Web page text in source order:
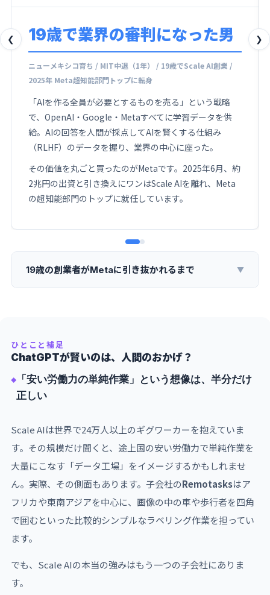
❮ ❯
19歳で業界の審判になった男
ニューメキシコ育ち / MIT中退（1年） / 19歳でScale AI創業 /
2025年 Meta超知能部門トップに転身
「AIを作る全員が必要とするものを売る」という戦略
で、OpenAI・Google・Metaすべてに学習データを供
給。AIの回答を人間が採点してAIを賢くする仕組み
（RLHF）のデータを握り、業界の中心に座った。
その価値を丸ごと買ったのがMetaです。2025年6月、約
2兆円の出資と引き換えにワンはScale AIを離れ、Meta
の超知能部門のトップに就任しています。
19歳の創業者がMetaに引き抜かれるまで ▼
現職 Meta 超知能部門責任者
注目ポイント
ワンが作り上げたのは、単なるデータラベリング会社
価値をMetaのマーク・ザッカーバーグが約2兆円で買
い取ったという事実が、ワンの戦略眼の正しさを証明
しています。同時に、Scale AIにとっては「創業者の
頭脳」という最大の資産を失った瞬間でもあります。
ひとこと補足
ChatGPTが賢いのは、人間のおかげ？
「安い労働力の単純作業」という想像は、半分だけ
正しい
Scale AIは世界で24万人以上のギグワーカーを抱えていま
す。その規模だけ聞くと、途上国の安い労働力で単純作業を
大量にこなす「データ工場」をイメージするかもしれませ
ん。実際、その側面もあります。子会社のRemotasksはア
フリカや東南アジアを中心に、画像の中の車や歩行者を四角
で囲むといった比較的シンプルなラベリング作業を担ってい
ます。
でも、Scale AIの本当の強みはもう一つの子会社にありま
す。